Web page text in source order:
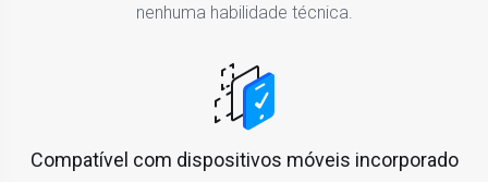
nenhuma habilidade técnica.
Compatível com dispositivos móveis incorporado